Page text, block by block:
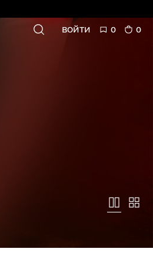
ВОЙТИ 0 0